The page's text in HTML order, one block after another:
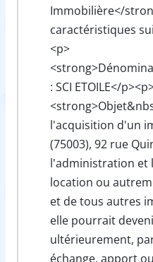
Immobilière</
caractéristiques
<p>
: SCI ETOILE</
l'acquisition d'un
(75003), 92 rue
l'administration et
location ou
et de tous autres
elle pourrait
ultérieurement,
échange, apport